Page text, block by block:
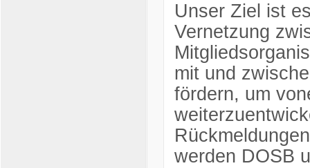
Unser Ziel ist
Vernetzung
mit und
fördern, um
werden DOSB